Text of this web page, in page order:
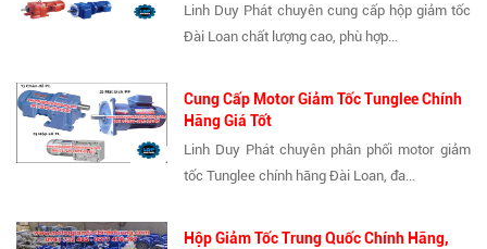
Linh Duy Phát chuyên cung cấp hộp giảm tốc
Đài Loan chất lượng cao, phù hợp...
Cung Cấp Motor Giảm Tốc Tunglee Chính
Hãng Giá Tốt
Linh Duy Phát chuyên phân phối motor giảm
tốc Tunglee chính hãng Đài Loan, đa...
Hộp Giảm Tốc Trung Quốc Chính Hãng,